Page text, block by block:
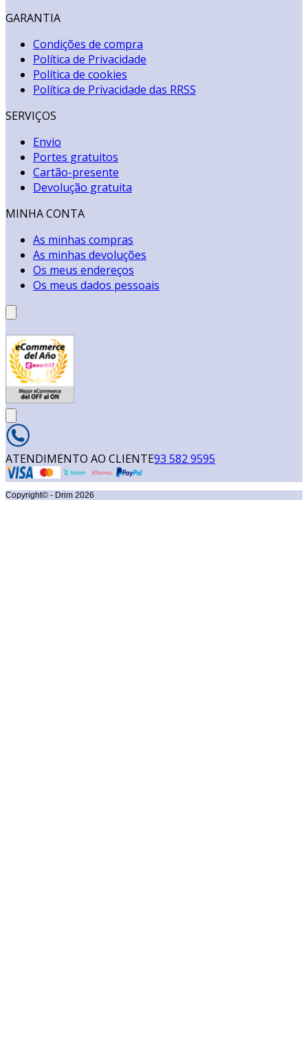
GARANTIA
Condições de compra
Política de Privacidade
Política de cookies
Política de Privacidade das RRSS
SERVIÇOS
Envio
Portes gratuitos
Cartão-presente
Devolução gratuita
MINHA CONTA
As minhas compras
As minhas devoluções
Os meus endereços
Os meus dados pessoais
ATENDIMENTO AO CLIENTE93 582 9595
Copyright© - Drim 2026